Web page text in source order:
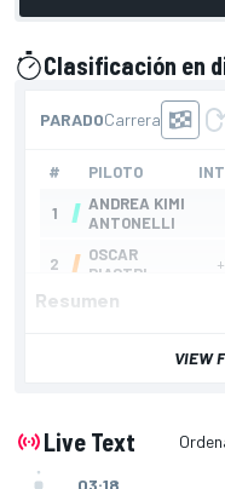
Clasificación en
Resumen
VIEW
Live Text